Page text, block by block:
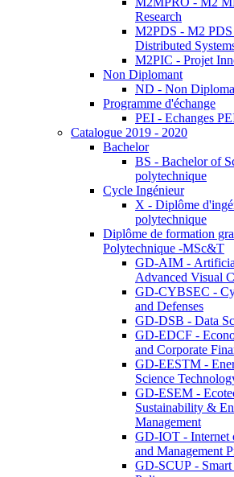
Research
M2PDS - M2 PDS
Distributed
M2PIC - Projet
Non Diplomant
ND - Non
Programme d'échange
PEI - Echanges
Catalogue 2019 - 2020
Bachelor
BS - Bachelor of
polytechnique
Cycle Ingénieur
X - Diplôme
polytechnique
Diplôme de formation
Polytechnique -MSc&T
GD-AIM -
Advanced Visual
GD-CYBSEC -
and Defenses
GD-DSB - Data
GD-EDCF -
and Corporate
GD-EESTM -
Science
GD-ESEM -
Sustainability &
Management
GD-IOT - Internet
and Management
GD-SCUP -